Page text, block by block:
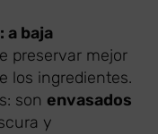
a baja
preservar mejor
los ingredientes.
son envasados
y